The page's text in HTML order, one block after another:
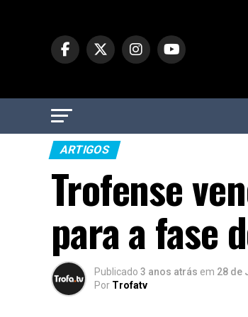
ARTIGOS
Trofense
para a fase
Publicado 3 anos atrás em 28 de
Por Trofatv